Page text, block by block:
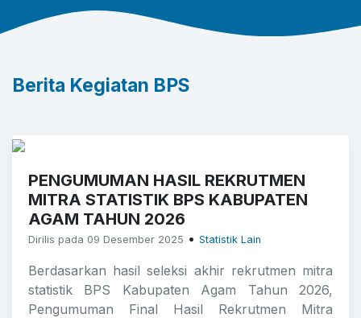
Berita Kegiatan BPS
PENGUMUMAN HASIL REKRUTMEN
MITRA STATISTIK BPS KABUPATEN
AGAM TAHUN 2026
Dirilis pada 09 Desember 2025 • Statistik Lain
Berdasarkan hasil seleksi akhir rekrutmen mitra
statistik BPS Kabupaten Agam Tahun 2026,
Pengumuman Final Hasil Rekrutmen Mitra